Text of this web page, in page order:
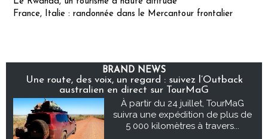
France, Italie : randonnée dans le Mercantour frontalier
BRAND NEWS
Une route, des voix, un regard : suivez l’Outback
australien en direct sur TourMaG
À partir du 24 juillet, TourMaG
suivra une expédition de plus de
5 000 kilomètres à travers...